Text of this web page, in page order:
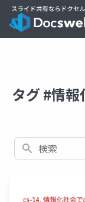
タグ #情
検索